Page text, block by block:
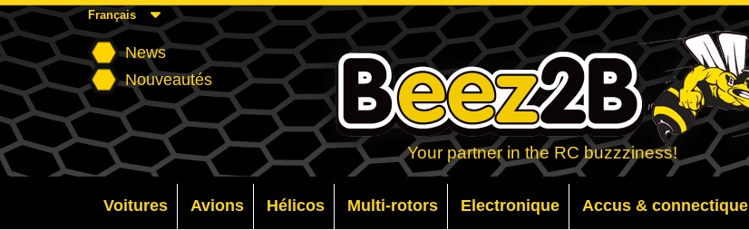
Français
Your partner in the RC buzzziness!
News
Nouveautés
Voitures Avions Hélicos Multi-rotors Electronique Accus & connectique